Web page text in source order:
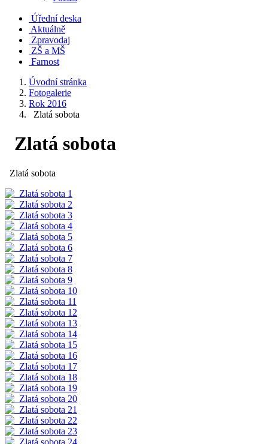
Úřední deska
Aktuálně
Zpravodaj
ZŠ a MŠ
Farnost
Úvodní stránka
Fotogalerie
Rok 2016
Zlatá sobota
Zlatá sobota
Zlatá sobota